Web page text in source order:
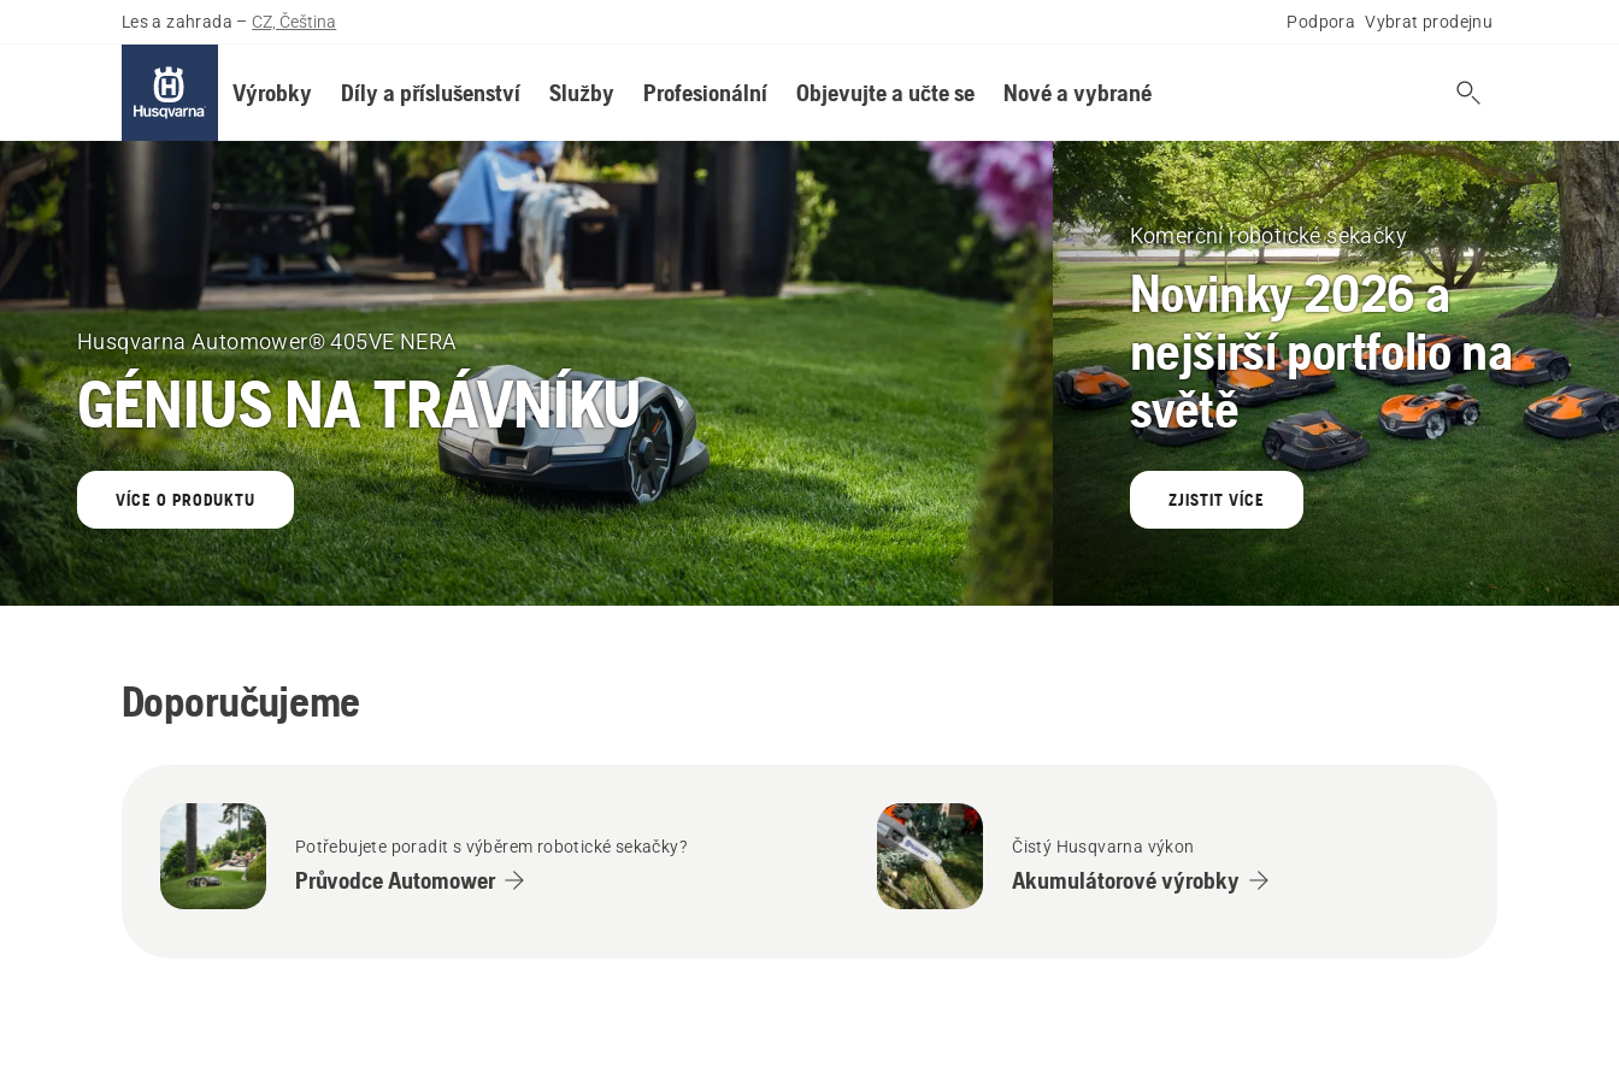
Les a zahrada – CZ, Čeština Podpora Vybrat prodejnu
Výrobky Díly a příslušenství Služby Profesionální Objevujte a učte se Nové a vybrané
Husqvarna
Les
a
zahrada
Česko
Husqvarna Automower® 405VE NERA
GÉNIUS NA TRÁVNÍKU
VÍCE O PRODUKTU
Komerční robotické sekačky
Novinky 2026 a
nejširší portfolio na
světě
ZJISTIT VÍCE
Doporučujeme
Potřebujete poradit s výběrem robotické sekačky?
Průvodce Automower
Čistý Husqvarna výkon
Akumulátorové výrobky